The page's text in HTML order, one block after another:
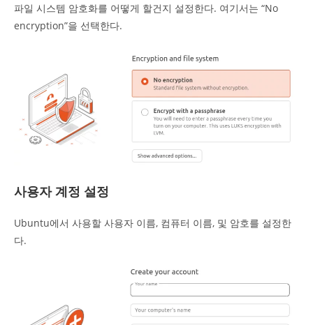
파일 시스템 암호화를 어떻게 할건지 설정한다. 여기서는 “No
encryption”을 선택한다.
사용자 계정 설정
Ubuntu에서 사용할 사용자 이름, 컴퓨터 이름, 및 암호를 설정한
다.